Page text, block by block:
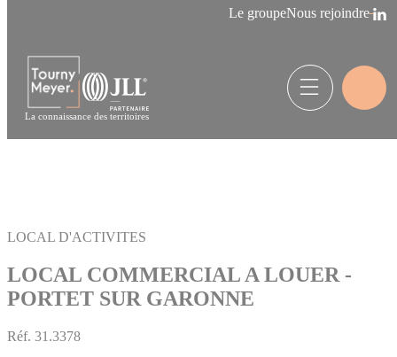
Le groupeNous rejoindre
La connaissance des territoires
LOCAL D'ACTIVITES
LOCAL COMMERCIAL A LOUER -
PORTET SUR GARONNE
Réf. 31.3378